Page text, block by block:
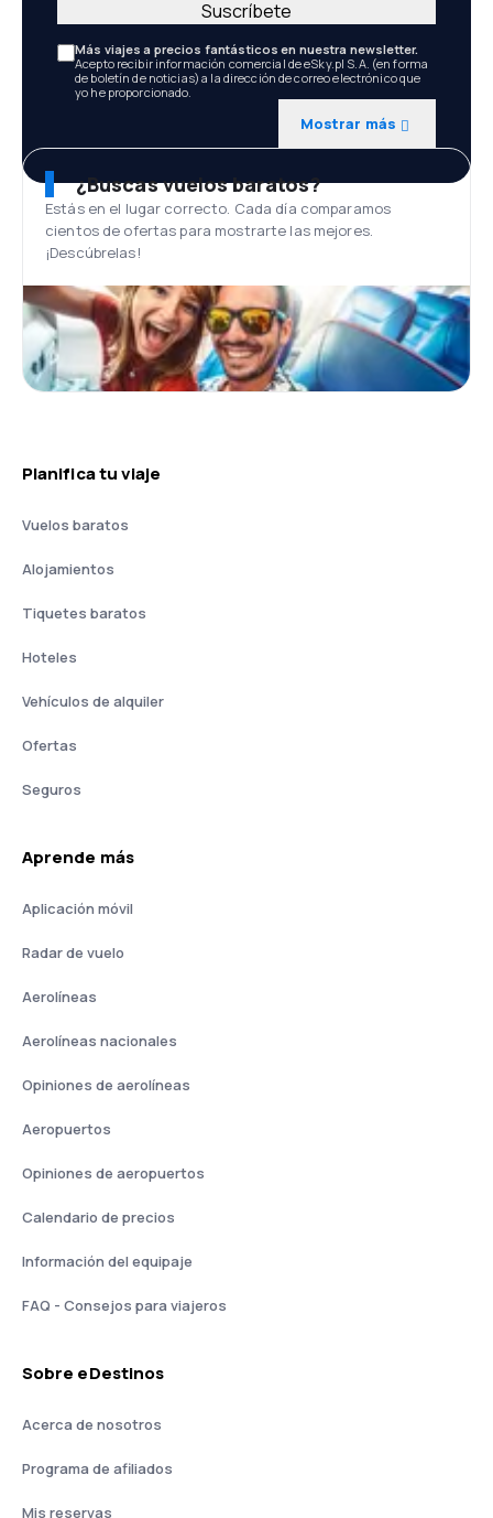
Más viajes a precios fantásticos en nuestra newsletter.
Acepto recibir información comercial de eSky.pl S.A. (en forma
de boletín de noticias) a la dirección de correo electrónico que
yo he proporcionado.
Mostrar más
Suscríbete
¿Buscas vuelos baratos?
Estás en el lugar correcto. Cada día comparamos
cientos de ofertas para mostrarte las mejores.
¡Descúbrelas!
Planifica tu viaje
Vuelos baratos
Alojamientos
Tiquetes baratos
Hoteles
Vehículos de alquiler
Ofertas
Seguros
Aprende más
Aplicación móvil
Radar de vuelo
Aerolíneas
Aerolíneas nacionales
Opiniones de aerolíneas
Aeropuertos
Opiniones de aeropuertos
Calendario de precios
Información del equipaje
FAQ - Consejos para viajeros
Sobre eDestinos
Acerca de nosotros
Programa de afiliados
Mis reservas